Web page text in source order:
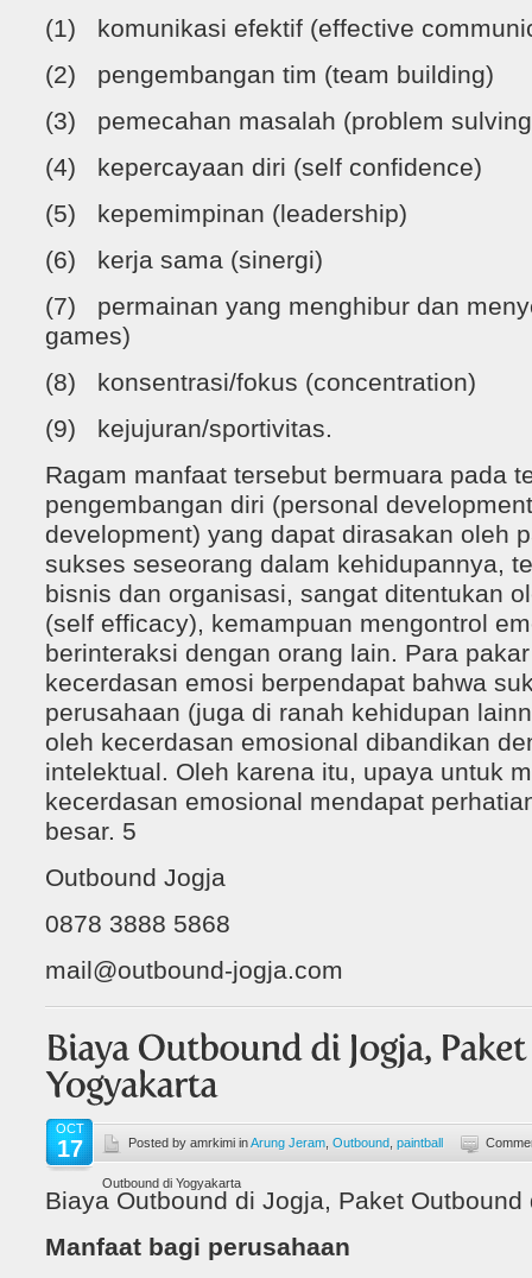
(1) komunikasi efektif (effective
(2) pengembangan tim (team building)
(3) pemecahan masalah (problem
(4) kepercayaan diri (self confidence)
(5) kepemimpinan (leadership)
(6) kerja sama (sinergi)
(7) permainan yang menghibur dan
games)
(8) konsentrasi/fokus (concentration)
(9) kejujuran/sportivitas.
Ragam manfaat tersebut bermuara pada
pengembangan diri (personal
development) yang dapat dirasakan oleh
sukses seseorang dalam kehidupannya,
bisnis dan organisasi, sangat ditentukan
(self efficacy), kemampuan mengontrol
berinteraksi dengan orang lain. Para
kecerdasan emosi berpendapat bahwa
perusahaan (juga di ranah kehidupan
oleh kecerdasan emosional dibandikan
intelektual. Oleh karena itu, upaya untuk
kecerdasan emosional mendapat
besar. 5
Outbound Jogja
0878 3888 5868
mail@outbound-jogja.com
Posted by amrkimi inArung Jeram Outbound paintball
Outbound di Yogyakarta
OCT
17
Biaya Outbound di Jogja, Paket Outbound
Manfaat bagi perusahaan